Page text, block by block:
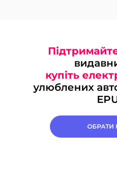
купіть
улюблених
ОБРАТИ